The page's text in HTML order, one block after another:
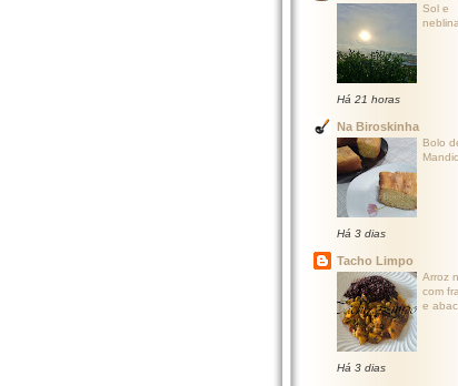
Sol e
neblina
Há 21 horas
Na Biroskinha
Bolo
Há 3 dias
Tacho Limpo
Arroz
com
e
Há 3 dias